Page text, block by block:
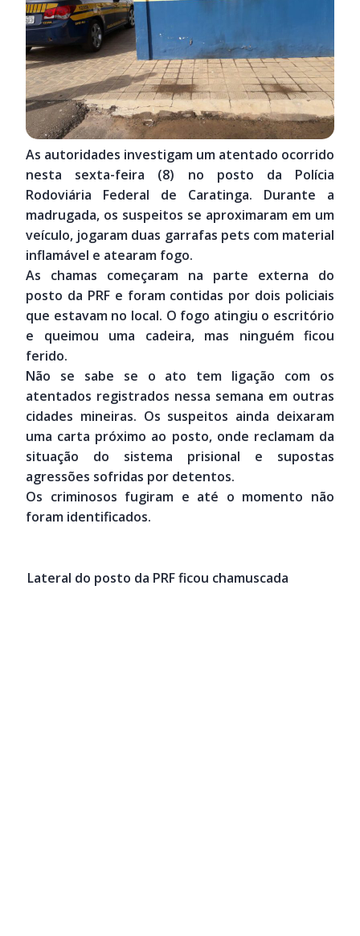
As autoridades investigam um atentado ocorrido
nesta sexta-feira (8) no posto da Polícia
Rodoviária Federal de Caratinga. Durante a
madrugada, os suspeitos se aproximaram em um
veículo, jogaram duas garrafas pets com material
inflamável e atearam fogo.
As chamas começaram na parte externa do
posto da PRF e foram contidas por dois policiais
que estavam no local. O fogo atingiu o escritório
e queimou uma cadeira, mas ninguém ficou
ferido.
Não se sabe se o ato tem ligação com os
atentados registrados nessa semana em outras
cidades mineiras. Os suspeitos ainda deixaram
uma carta próximo ao posto, onde reclamam da
situação do sistema prisional e supostas
agressões sofridas por detentos.
Os criminosos fugiram e até o momento não
foram identificados.
Lateral do posto da PRF ficou chamuscada